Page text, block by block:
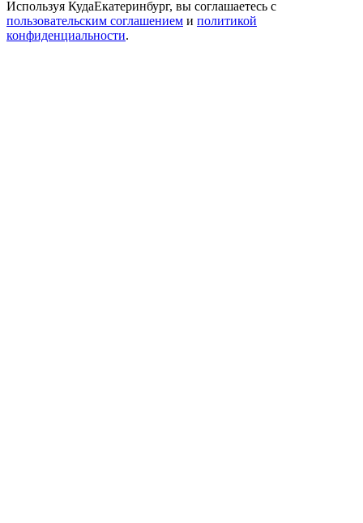
Используя КудаЕкатеринбург, вы соглашаетесь с
пользовательским соглашением и политикой
конфиденциальности.